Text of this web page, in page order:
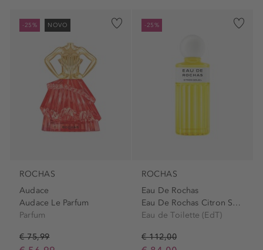
-25% NOVO
ROCHAS
Audace
Audace Le Parfum
Parfum
€ 75,99
-25%
ROCHAS
Eau De Rochas
Eau De Rochas Citron Soleil...
Eau de Toilette (EdT)
€ 112,00